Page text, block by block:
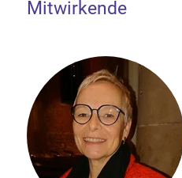
Mitwirkende